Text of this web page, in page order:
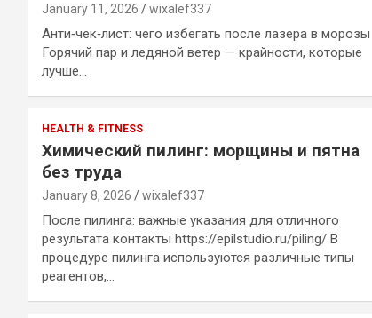
January 11, 2026 wixalef337
Анти‑чек‑лист: чего избегать после лазера в морозы
Горячий пар и ледяной ветер — крайности, которые
лучше…
HEALTH & FITNESS
Химический пилинг: морщины и пятна
без труда
January 8, 2026 wixalef337
После пилинга: важные указания для отличного
результата контакты https://epilstudio.ru/piling/ В
процедуре пилинга используются различные типы
реагентов,…